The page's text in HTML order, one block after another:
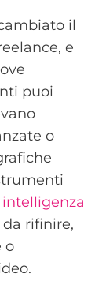
il
e
puoi
o
rifinire,
o